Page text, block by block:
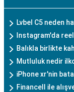
Lvbel C5 neden
Instagram'da
Balıkla birlikte
Mutluluk nedir
iPhone xr'nin
Financell ile